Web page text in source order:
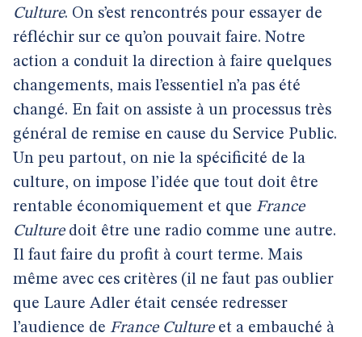
Culture. On s’est rencontrés pour essayer de
réfléchir sur ce qu’on pouvait faire. Notre
action a conduit la direction à faire quelques
changements, mais l’essentiel n’a pas été
changé. En fait on assiste à un processus très
général de remise en cause du Service Public.
Un peu partout, on nie la spécificité de la
culture, on impose l’idée que tout doit être
rentable économiquement et que France
Culturedoit être une radio comme une autre.
Il faut faire du profit à court terme. Mais
même avec ces critères (il ne faut pas oublier
que Laure Adler était censée redresser
l’audience de France Cultureet a embauché à